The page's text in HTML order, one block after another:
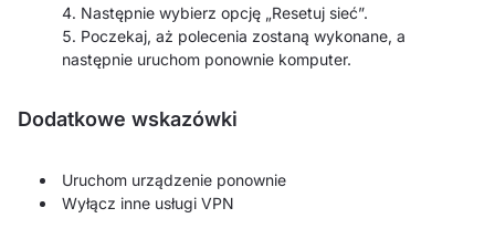
Następnie wybierz opcję „Resetuj sieć”.
Poczekaj, aż polecenia zostaną wykonane, a
następnie uruchom ponownie komputer.
Dodatkowe wskazówki
Uruchom urządzenie ponownie
Wyłącz inne usługi VPN